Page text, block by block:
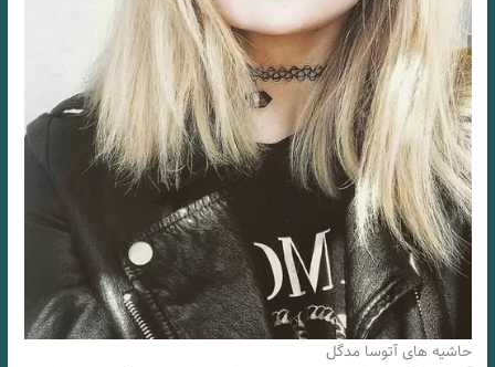
حاشیه های آتوسا مدگل